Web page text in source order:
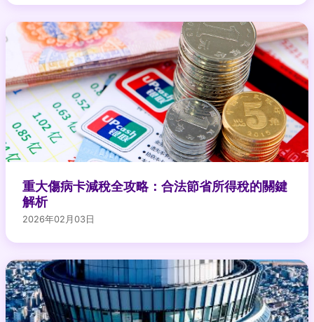
重大傷病卡減稅全攻略：合法節省所得稅的關鍵
解析
2026年02月03日